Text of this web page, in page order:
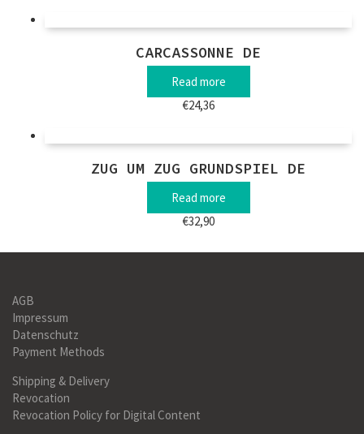
CARCASSONNE DE
Read more
€24,36
ZUG UM ZUG GRUNDSPIEL DE
Read more
€32,90
AGB
Impressum
Datenschutz
Payment Methods
Shipping & Delivery
Revocation
Revocation Policy for Digital Content